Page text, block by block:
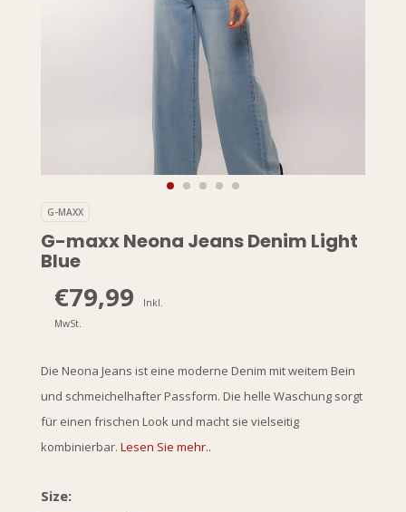
G-MAXX
G-maxx Neona Jeans Denim Light
Blue
€79,99
Inkl.
MwSt.
Die Neona Jeans ist eine moderne Denim mit weitem Bein
und schmeichelhafter Passform. Die helle Waschung sorgt
für einen frischen Look und macht sie vielseitig
kombinierbar. Lesen Sie mehr..
Size: